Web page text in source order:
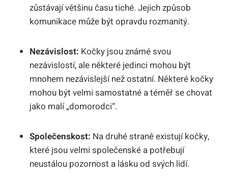
zůstávají většinu času tiché. Jejich způsob
komunikace může být opravdu rozmanitý.
Nezávislost: Kočky jsou známé svou
nezávislostí, ale některé jedinci mohou být
mnohem nezávislejší než ostatní. Některé kočky
mohou být velmi samostatné a téměř se chovat
jako malí „domorodci“.
Společenskost: Na druhé straně existují kočky,
které jsou velmi společenské a potřebují
neustálou pozornost a lásku od svých lidí.